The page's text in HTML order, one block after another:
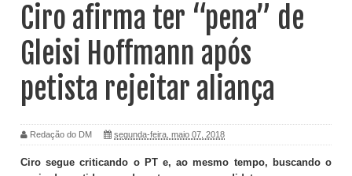
Ciro afirma ter “pena” de
Gleisi Hoffmann após
petista rejeitar aliança
Redação do DM segunda-feira, maio 07, 2018
Ciro segue criticando o PT e, ao mesmo tempo, buscando o